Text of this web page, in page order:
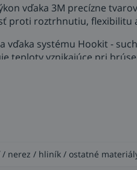
vďaka 3M precízne
proti roztrhnutiu, flexibilitu
vďaka systému Hookit -
teploty vznikajúce pri
teplu a pomáha
až vysokým tlakom,
/ nerez / hliník / ostatné